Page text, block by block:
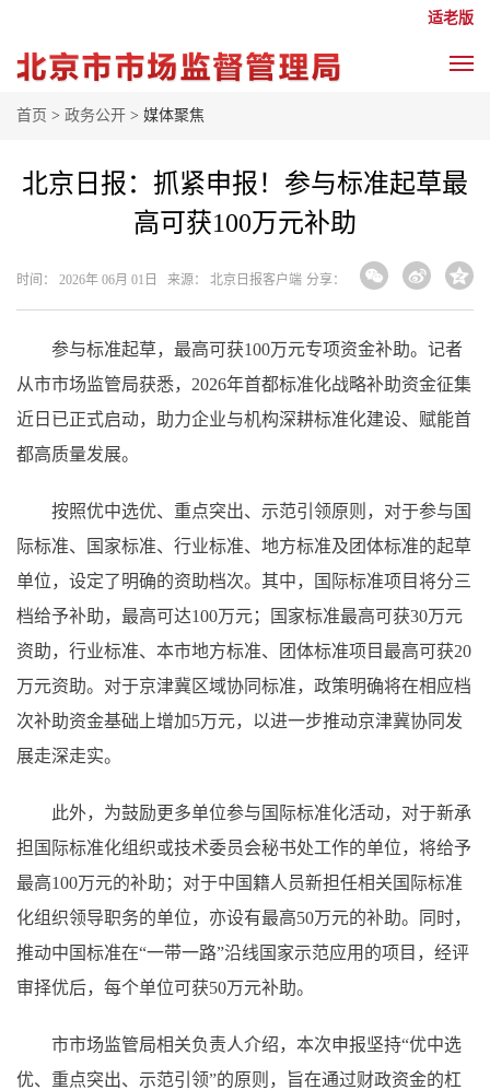
适老版
首页 > 政务公开 > 媒体聚焦
北京日报：抓紧申报！参与标准起草最
高可获100万元补助
时间： 2026年 06月 01日 来源： 北京日报客户端 分享：
参与标准起草，最高可获100万元专项资金补助。记者
从市市场监管局获悉，2026年首都标准化战略补助资金征集
近日已正式启动，助力企业与机构深耕标准化建设、赋能首
都高质量发展。
按照优中选优、重点突出、示范引领原则，对于参与国
际标准、国家标准、行业标准、地方标准及团体标准的起草
单位，设定了明确的资助档次。其中，国际标准项目将分三
档给予补助，最高可达100万元；国家标准最高可获30万元
资助，行业标准、本市地方标准、团体标准项目最高可获20
万元资助。对于京津冀区域协同标准，政策明确将在相应档
次补助资金基础上增加5万元，以进一步推动京津冀协同发
展走深走实。
此外，为鼓励更多单位参与国际标准化活动，对于新承
担国际标准化组织或技术委员会秘书处工作的单位，将给予
最高100万元的补助；对于中国籍人员新担任相关国际标准
化组织领导职务的单位，亦设有最高50万元的补助。同时，
推动中国标准在“一带一路”沿线国家示范应用的项目，经评
审择优后，每个单位可获50万元补助。
市市场监管局相关负责人介绍，本次申报坚持“优中选
优、重点突出、示范引领”的原则，旨在通过财政资金的杠